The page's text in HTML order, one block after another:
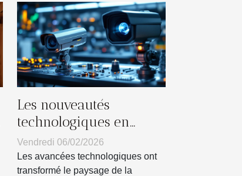
Les nouveautés
technologiques en
matière de surveillance
secrète
Vendredi 06/02/2026
Les avancées technologiques ont
transformé le paysage de la